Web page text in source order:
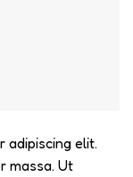
adipiscing elit.
massa. Ut